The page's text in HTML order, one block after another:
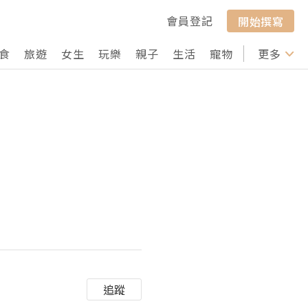
會員登記
開始撰寫
旅遊 女生 玩樂 親子 生活 寵物 行山 打卡
更多
追蹤